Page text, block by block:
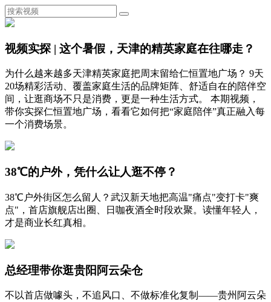
视频实探 | 这个暑假，天津的精英家庭在往哪走？
为什么越来越多天津精英家庭把周末留给仁恒置地广场？ 9天
20场精彩活动、覆盖家庭生活的品牌矩阵、舒适自在的陪伴空
间，让逛商场不只是消费，更是一种生活方式。 本期视频，
带你实探仁恒置地广场，看看它如何把“家庭陪伴”真正融入每
一个消费场景。
38℃的户外，凭什么让人逛不停？
38℃户外街区怎么留人？武汉新天地把高温"痛点"变打卡"爽
点"，首店旗舰店出圈、日咖夜酒全时段欢聚。读懂年轻人，
才是商业长红真相。
总经理带你逛贵阳阿云朵仓
不以首店做噱头，不追风口、不做标准化复制——贵州阿云朵